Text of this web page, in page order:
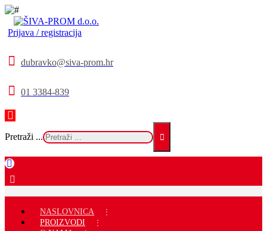
Prijava / registracija
dubravko@siva-prom.hr
01 3384-839
Pretraži ...
NASLOVNICA
PROIZVODI